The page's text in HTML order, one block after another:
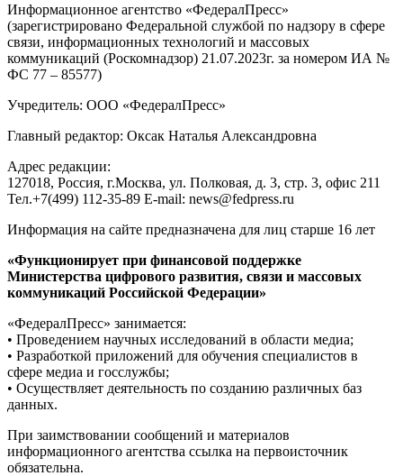
Информационное агентство «ФедералПресс»
(зарегистрировано Федеральной службой по надзору в сфере
связи, информационных технологий и массовых
коммуникаций (Роскомнадзор) 21.07.2023г. за номером ИА №
ФС 77 – 85577)
Учредитель: ООО «ФедералПресс»
Главный редактор: Оксак Наталья Александровна
Адрес редакции:
127018, Россия, г.Москва, ул. Полковая, д. 3, стр. 3, офис 211
Тел.+7(499) 112-35-89 E-mail: news@fedpress.ru
Информация на сайте предназначена для лиц старше 16 лет
«Функционирует при финансовой поддержке
Министерства цифрового развития, связи и массовых
коммуникаций Российской Федерации»
«ФедералПресс» занимается:
• Проведением научных исследований в области медиа;
• Разработкой приложений для обучения специалистов в
сфере медиа и госслужбы;
• Осуществляет деятельность по созданию различных баз
данных.
При заимствовании сообщений и материалов
информационного агентства ссылка на первоисточник
обязательна.